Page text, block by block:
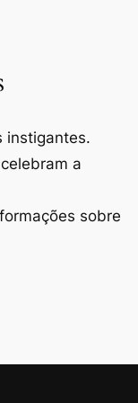
instigantes.
a
sobre